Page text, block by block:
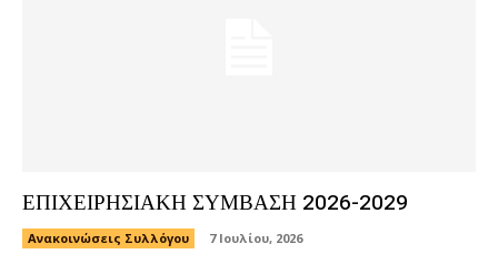
ΕΠΙΧΕΙΡΗΣΙΑΚΗ ΣΥΜΒΑΣΗ 2026-2029
Ανακοινώσεις Συλλόγου 7 Ιουλίου, 2026